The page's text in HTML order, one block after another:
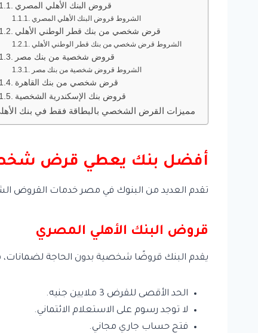
قروض البنك الأهلي المصري
الشروط قروض البنك الأهلي المصري
قرض شخصي من بنك قطر الوطني الأهلي
الشروط قرض شخصي من بنك قطر الوطني الأهلي
قروض شخصية من بنك مصر
الشروط قروض شخصية من بنك مصر
قرض شخصي من بنك القاهرة
قروض بنك الإسكندرية الشخصية
مميزات القرض الشخصي بالبطاقة فقط في بنك
أفضل بنك يعطي قرض
تقدم العديد من البنوك في مصر خدمات القروض
قروض البنك الأهلي المصري
يقدم البنك قروضًا شخصية بدون الحاجة لضمانات، مع
الحد الأقصى للقرض 3 ملايين جنيه.
لا توجد رسوم على الاستعلام الائتماني.
فتح حساب جاري مجاني.